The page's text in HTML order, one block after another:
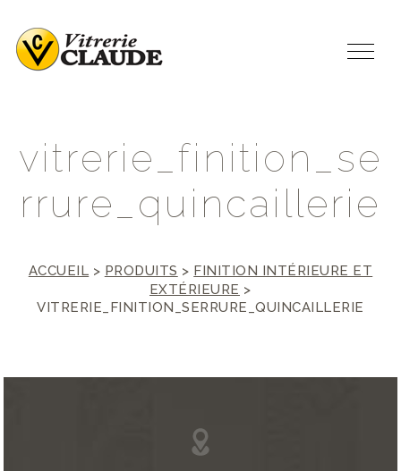
vitrerie fi nition se
rrure qui ncai llerie
ACCUEIL > PRODUITS > FINITION INTÉRIEURE ET
EXTÉRIEURE >
VITRERIE_FINITION_SERRURE_QUINCAILLERIE